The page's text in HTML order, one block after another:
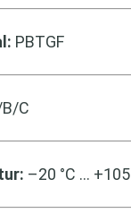
PBTGF
C
–20 °C … +105